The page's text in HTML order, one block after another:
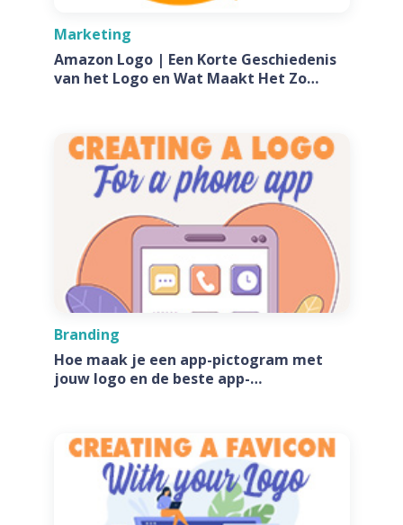
Marketing
Amazon Logo | Een Korte Geschiedenis
van het Logo en Wat Maakt Het Zo
Branding
Hoe maak je een app-pictogram met
jouw logo en de beste app-